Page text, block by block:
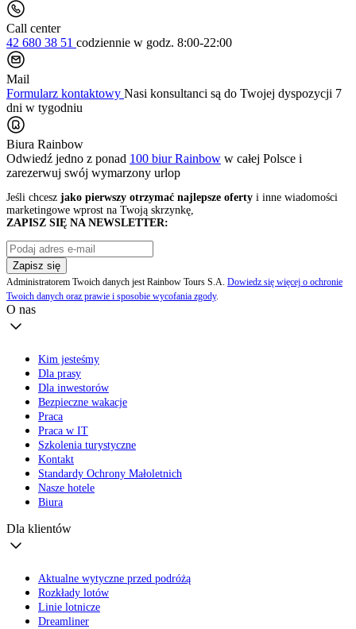
Call center
42 680 38 51 codziennie w godz. 8:00-22:00
Mail
Formularz kontaktowy Nasi konsultanci są do Twojej dyspozycji 7
dni w tygodniu
Biura Rainbow
Odwiedź jedno z ponad 100 biur Rainbow w całej Polsce i
zarezerwuj swój wymarzony urlop
Jeśli chcesz jako pierwszy otrzymać najlepsze oferty i inne wiadomości
marketingowe wprost na Twoją skrzynkę,
ZAPISZ SIĘ NA NEWSLETTER:
Zapisz się
Administratorem Twoich danych jest Rainbow Tours S.A. Dowiedz się więcej o ochronie
Twoich danych oraz prawie i sposobie wycofania zgody.
O nas
Kim jesteśmy
Dla prasy
Dla inwestorów
Bezpieczne wakacje
Praca
Praca w IT
Szkolenia turystyczne
Kontakt
Standardy Ochrony Małoletnich
Nasze hotele
Biura
Dla klientów
Aktualne wytyczne przed podróżą
Rozkłady lotów
Linie lotnicze
Dreamliner